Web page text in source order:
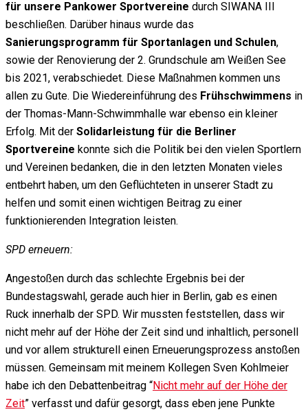
für unsere Pankower Sportvereine durch SIWANA III
beschließen. Darüber hinaus wurde das
Sanierungsprogramm für Sportanlagen und Schulen,
sowie der Renovierung der 2. Grundschule am Weißen See
bis 2021, verabschiedet. Diese Maßnahmen kommen uns
allen zu Gute. Die Wiedereinführung des Frühschwimmens in
der Thomas-Mann-Schwimmhalle war ebenso ein kleiner
Erfolg. Mit der Solidarleistung für die Berliner
Sportvereine konnte sich die Politik bei den vielen Sportlern
und Vereinen bedanken, die in den letzten Monaten vieles
entbehrt haben, um den Geflüchteten in unserer Stadt zu
helfen und somit einen wichtigen Beitrag zu einer
funktionierenden Integration leisten.
SPD erneuern:
Angestoßen durch das schlechte Ergebnis bei der
Bundestagswahl, gerade auch hier in Berlin, gab es einen
Ruck innerhalb der SPD. Wir mussten feststellen, dass wir
nicht mehr auf der Höhe der Zeit sind und inhaltlich, personell
und vor allem strukturell einen Erneuerungsprozess anstoßen
müssen. Gemeinsam mit meinem Kollegen Sven Kohlmeier
habe ich den Debattenbeitrag “Nicht mehr auf der Höhe der
Zeit” verfasst und dafür gesorgt, dass eben jene Punkte